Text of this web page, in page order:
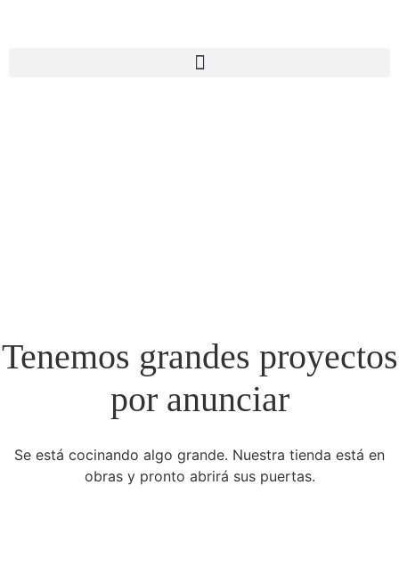
Tenemos grandes proyectos
por anunciar
Se está cocinando algo grande. Nuestra tienda está en
obras y pronto abrirá sus puertas.